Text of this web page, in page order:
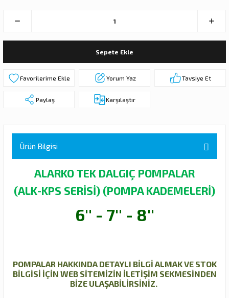
POMPA (MOTOR+POMPA)
Sepete Ekle
Yorum Yaz Tavsiye Et
Paylaş Karşılaştır
Ürün Bilgisi
ALARKO TEK DALGIÇ POMPALAR
(ALK-KPS SERİSİ) (POMPA KADEMELERİ)
6'' - 7'' - 8''
POMPALAR HAKKINDA DETAYLI BİLGİ ALMAK VE STOK
BİLGİSİ İÇİN WEB SİTEMİZİN İLETİŞİM SEKMESİNDEN
BİZE ULAŞABİLİRSİNİZ.